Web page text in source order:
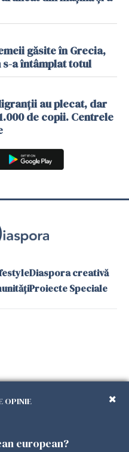
găsite în Grecia,
a întâmplat totul
au plecat, dar
de copii. Centrele
Diaspora creativă
Proiecte Speciale
Declarație de
OPINIE
european?